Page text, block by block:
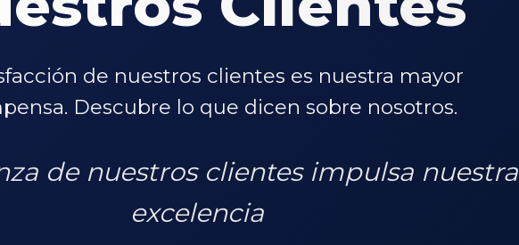
de nuestros clientes es nuestra mayor
Descubre lo que dicen sobre nosotros.
de nuestros clientes impulsa nuestra
excelencia